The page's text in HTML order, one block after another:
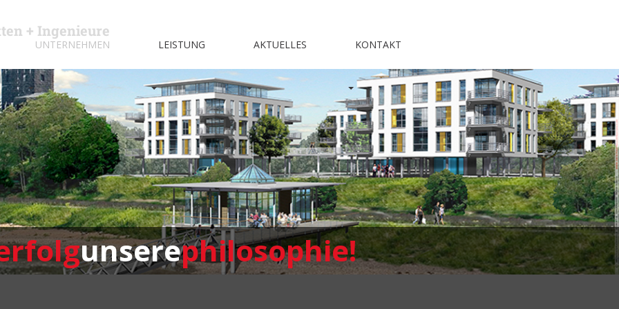
+ Ingenieure
UNTERNEHMEN LEISTUNG AKTUELLES KONTAKT
unserephilosophie!